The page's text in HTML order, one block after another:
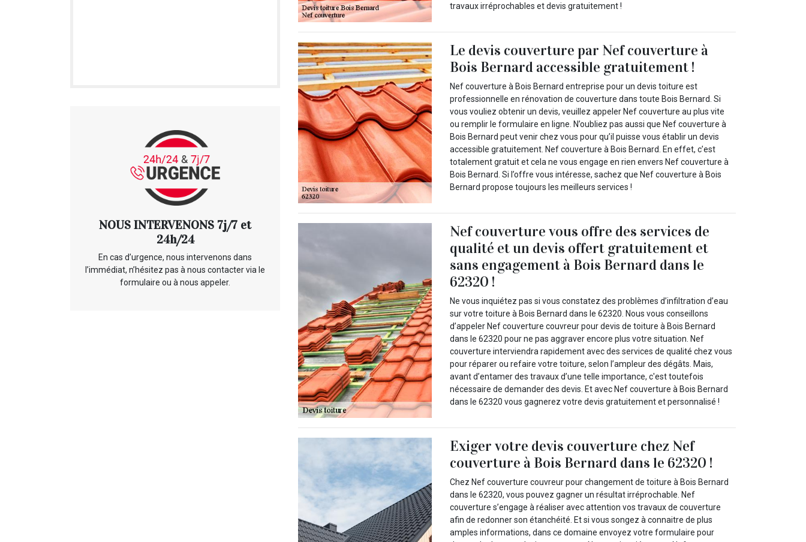
NOUS INTERVENONS 7j/7 et
24h/24
En cas d’urgence, nous intervenons dans
l’immédiat, n’hésitez pas à nous contacter via le
formulaire ou à nous appeler.
travaux irréprochables et devis gratuitement !
Le devis couverture par Nef couverture à
Bois Bernard accessible gratuitement !
Nef couverture à Bois Bernard entreprise pour un devis toiture est
professionnelle en rénovation de couverture dans toute Bois Bernard. Si
vous vouliez obtenir un devis, veuillez appeler Nef couverture au plus vite
ou remplir le formulaire en ligne. N’oubliez pas aussi que Nef couverture à
Bois Bernard peut venir chez vous pour qu’il puisse vous établir un devis
accessible gratuitement. Nef couverture à Bois Bernard. En effet, c’est
totalement gratuit et cela ne vous engage en rien envers Nef couverture à
Bois Bernard. Si l’offre vous intéresse, sachez que Nef couverture à Bois
Bernard propose toujours les meilleurs services !
Nef couverture vous offre des services de
qualité et un devis offert gratuitement et
sans engagement à Bois Bernard dans le
62320 !
Ne vous inquiétez pas si vous constatez des problèmes d’infiltration d’eau
sur votre toiture à Bois Bernard dans le 62320. Nous vous conseillons
d’appeler Nef couverture couvreur pour devis de toiture à Bois Bernard
dans le 62320 pour ne pas aggraver encore plus votre situation. Nef
couverture interviendra rapidement avec des services de qualité chez vous
pour réparer ou refaire votre toiture, selon l’ampleur des dégâts. Mais,
avant d’entamer des travaux d’une telle importance, c'est toutefois
nécessaire de demander des devis. Et avec Nef couverture à Bois Bernard
dans le 62320 vous gagnerez votre devis gratuitement et personnalisé !
Exiger votre devis couverture chez Nef
couverture à Bois Bernard dans le 62320 !
Chez Nef couverture couvreur pour changement de toiture à Bois Bernard
dans le 62320, vous pouvez gagner un résultat irréprochable. Nef
couverture s’engage à réaliser avec attention vos travaux de couverture
afin de redonner son étanchéité. Et si vous songez à connaitre de plus
amples informations, dans ce domaine envoyez votre formulaire pour